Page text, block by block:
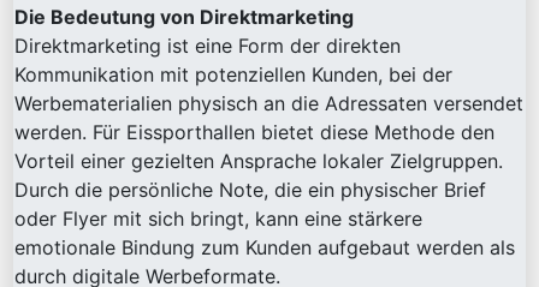
Die Bedeutung von Direktmarketing
Direktmarketing ist eine Form der direkten
Kommunikation mit potenziellen Kunden, bei der
Werbematerialien physisch an die Adressaten versendet
werden. Für Eissporthallen bietet diese Methode den
Vorteil einer gezielten Ansprache lokaler Zielgruppen.
Durch die persönliche Note, die ein physischer Brief
oder Flyer mit sich bringt, kann eine stärkere
emotionale Bindung zum Kunden aufgebaut werden als
durch digitale Werbeformate.